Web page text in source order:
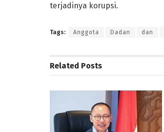
terjadinya korupsi.
Tags: Anggota Dadan dan
Related Posts